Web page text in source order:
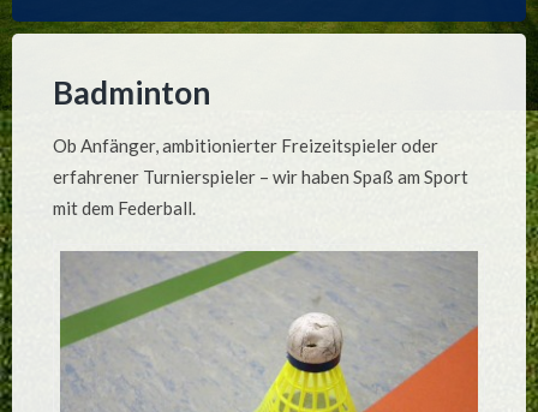
Badminton
Ob Anfänger, ambitionierter Freizeitspieler oder
erfahrener Turnierspieler – wir haben Spaß am Sport
mit dem Federball.